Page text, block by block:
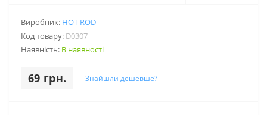
Виробник: HOT ROD
Код товару: D0307
Наявність: В наявності
69 грн. Знайшли дешевше?